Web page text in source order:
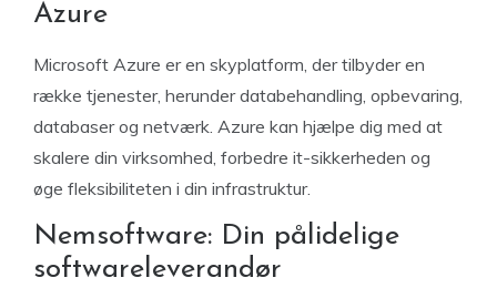
Azure
Microsoft Azure er en skyplatform, der tilbyder en
række tjenester, herunder databehandling, opbevaring,
databaser og netværk. Azure kan hjælpe dig med at
skalere din virksomhed, forbedre it-sikkerheden og
øge fleksibiliteten i din infrastruktur.
Nemsoftware: Din pålidelige
softwareleverandør